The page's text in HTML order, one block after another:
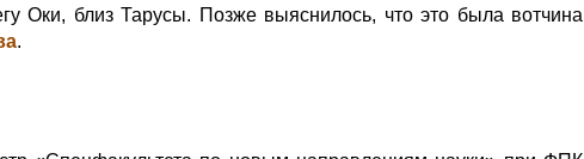
Оки, близ Тарусы. Позже выяснилось, что это была вотчина
.